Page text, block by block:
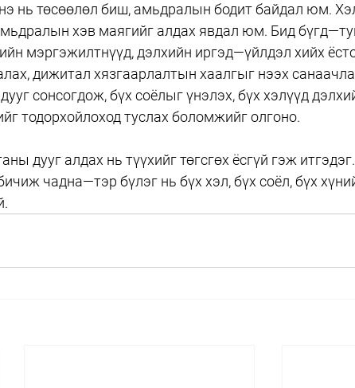
нь төсөөлөл биш, амьдралын бодит байдал юм.
хэв маягийг алдах явдал юм. Бид
мэргэжилтнүүд, дэлхийн иргэд—үйлдэл хийх
дижитал хязгаарлалтын хаалгыг нээх
сонсогдож, бүх соёлыг үнэлэх, бүх хэлүүд
тодорхойлоход туслах боломжийг олгоно.
дууг алдах нь түүхийг төгсгөх ёсгүй гэж
чадна—тэр бүлэг нь бүх хэл, бүх соёл, бүх